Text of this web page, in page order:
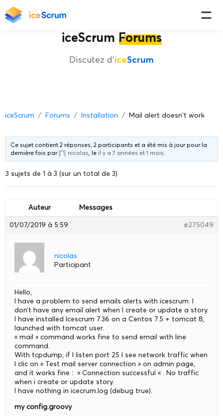
iceScrum Forums
Discutez d'iceScrum
iceScrum Forums Installation Mail alert doesn't work
Ce sujet contient 2 réponses, 2 participants et a été mis à jour pour la
dernière fois par
nicolas, le il y a 7 années et 1 mois.
3 sujets de 1 à 3 (sur un total de 3)
Auteur Messages
01/07/2019 à 5:59 #275049
nicolas
Participant
Hello,
I have a problem to send emails alerts with icescrum. I
don’t have any email alert when I create or update a story.
I have installed Icescrum 7.36 on a Centos 7.5 + tomcat 8,
launched with tomcat user.
« mail » command works fine to send email with line
command.
With tcpdump, if I listen port 25 I see network traffic when
I clic on « Test mail server connection » on admin page,
and it works fine : » Connection successful « . No traffic
when i create or update story.
I have nothing in icecrum.log (debug true).
my config.groovy